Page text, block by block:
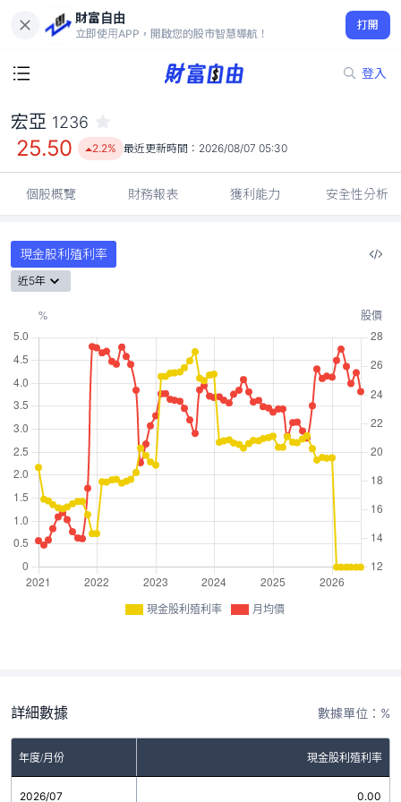
財富自由
立即使用APP，開啟您的股市智慧導航！
打開
登入
25.50
2.2%
宏亞 1236
25.50 2.2% 最近更新時間： 2026/08/07 05:30
個股概覽 財務報表 獲利能力 安全性分析
現金股利殖利率
近5年
現金股利殖利率 月均價
詳細數據 數據單位：%
年度/月份 現金股利殖利率
2026/07 0.00